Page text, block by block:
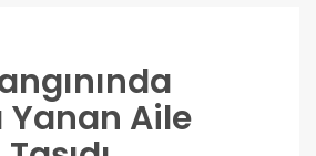
Yanan Aile